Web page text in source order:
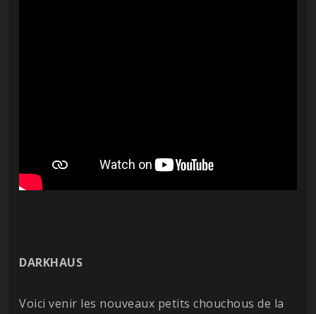
DARKHAUS
Voici venir les nouveaux petits chouchous de la